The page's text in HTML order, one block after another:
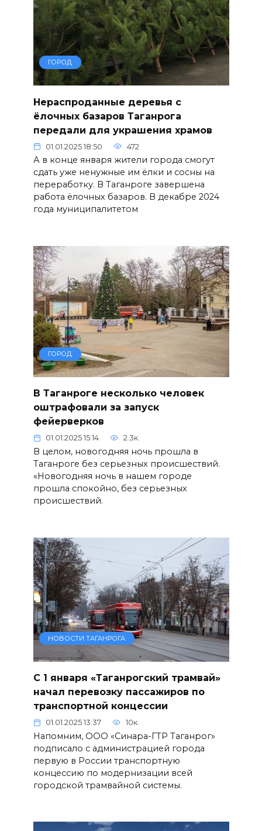
ГОРОД
Нераспроданные деревья с
ёлочных базаров Таганрога
передали для украшения храмов
01.01.2025 18:50 472
А в конце января жители города смогут
сдать уже ненужные им ёлки и сосны на
переработку. В Таганроге завершена
работа ёлочных базаров. В декабре 2024
года муниципалитетом
ГОРОД
В Таганроге несколько человек
оштрафовали за запуск
фейерверков
01.01.2025 15:14 2.3к.
В целом, новогодняя ночь прошла в
Таганроге без серьезных происшествий.
«Новогодняя ночь в нашем городе
прошла спокойно, без серьезных
происшествий.
НОВОСТИ ТАГАНРОГА
С 1 января «Таганрогский трамвай»
начал перевозку пассажиров по
транспортной концессии
01.01.2025 13:37 10к.
Напомним, ООО «Синара-ГТР Таганрог»
подписало с администрацией города
первую в России транспортную
концессию по модернизации всей
городской трамвайной системы.